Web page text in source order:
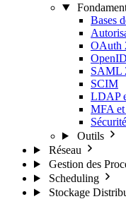
Bases
OAuth
SAML
SCIM
LDAP
MFA
Outils
Réseau
Gestion des
Scheduling
Stockage